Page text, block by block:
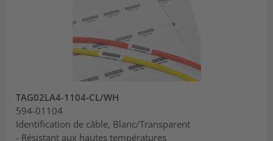
TAG02LA4-1104-CL/WH
594-01104
Identification de câble, Blanc/Transparent
- Résistant aux hautes températures